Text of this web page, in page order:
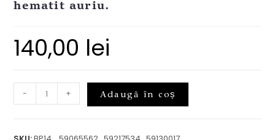
hematit auriu.
140,00 lei
- + Adaugă în coș